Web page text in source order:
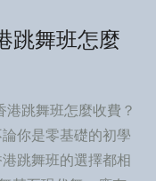
跳舞班怎麼
跳舞班怎麼收費？
你是零基礎的初學
跳舞班的選擇都相